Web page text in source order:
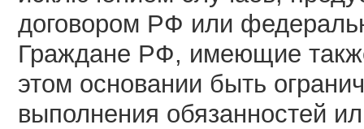
договором РФ или
Граждане РФ, имеющие
этом основании быть
выполнения обязанностей